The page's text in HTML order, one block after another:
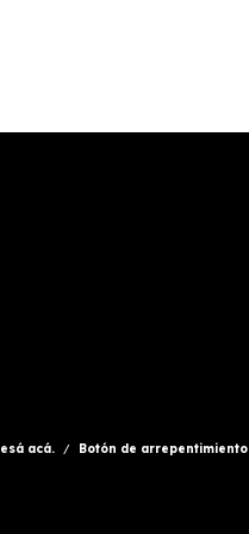
acá. / Botón de arrepentimiento